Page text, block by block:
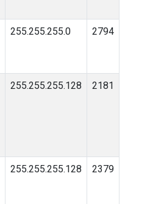
255.255.255.0 2794
255.255.255.128 2181
255.255.255.128 2379